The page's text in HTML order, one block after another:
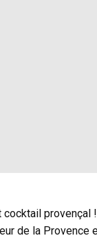
de la Provence